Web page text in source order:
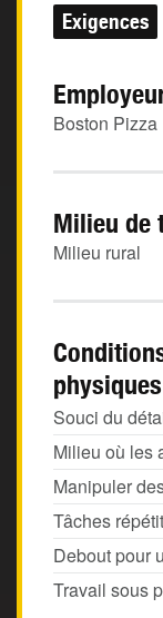
Exigences
Boston Pizza
Milieu de
Milieu rural
physiques
Souci du
Milieu où les
Manipuler
Tâches
Debout pour
Travail sous